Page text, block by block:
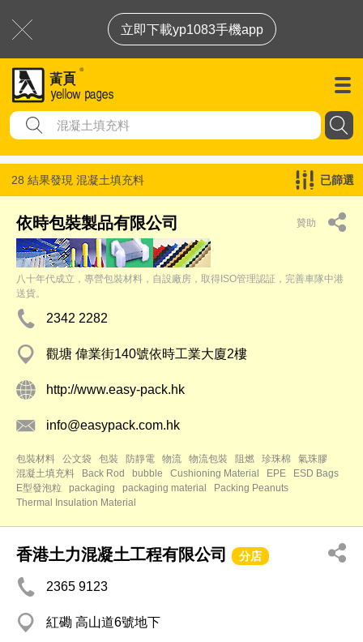
立即下載yp1083手機app
28 結果發現 混凝土填充料 已篩選
依時包裝製品有限公司 贊助
八十年代成立，專營包裝材料，自設廠房，取得ISO管理認証，完善車隊中港
送貨。
2342 2282
觀塘 偉業街140號依時工業大廈2樓
http://www.easy-pack.hk
info@easypack.com.hk
包裝材料 公文袋 包裝 防靜電 物流 物流包裝 阻燃 珍珠棉
氣珠膠
混凝土填充料
Back Rod bubble Cushioning Material EPE
ESD Bags
E型發泡粒
packaging packaging material
Packing Peanuts
Thermal Insulation Material
香港土力混凝土工程有限公司 分店
2365 9123
紅磡 高山道6號地下